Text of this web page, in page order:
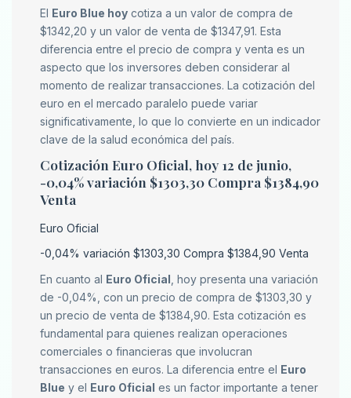
El Euro Blue hoy cotiza a un valor de compra de
$1342,20 y un valor de venta de $1347,91. Esta
diferencia entre el precio de compra y venta es un
aspecto que los inversores deben considerar al
momento de realizar transacciones. La cotización del
euro en el mercado paralelo puede variar
significativamente, lo que lo convierte en un indicador
clave de la salud económica del país.
Cotización Euro Oficial, hoy 12 de junio,
-0,04% variación $1303,30 Compra $1384,90
Venta
Euro Oficial
-0,04% variación $1303,30 Compra $1384,90 Venta
En cuanto al Euro Oficial , hoy presenta una variación
de -0,04%, con un precio de compra de $1303,30 y
un precio de venta de $1384,90. Esta cotización es
fundamental para quienes realizan operaciones
comerciales o financieras que involucran
transacciones en euros. La diferencia entre el Euro
Blue y el Euro Oficial es un factor importante a tener